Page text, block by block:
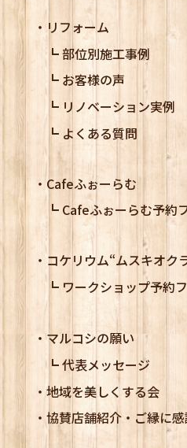
リフォーム
部位別施工事例
お客様の声
リノベーション実例
よくある質問
Cafeふぉーらむ
Cafeふぉーらむ予約
コケリウム“ムスキオク
ワークショップ予約
マルコシの願い
代表メッセージ
地域を美しくする会
協賛店舗紹介・ご縁に